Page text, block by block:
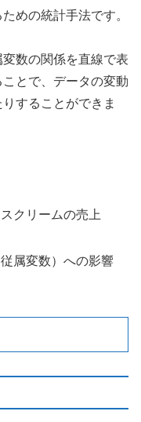
めの統計手法です。
数の関係を直線で表
とで、データの変動
することができま
クリームの売上
属変数）への影響